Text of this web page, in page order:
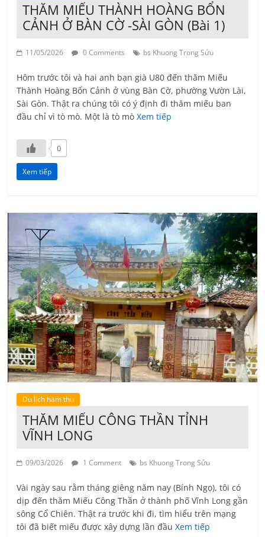
THĂM MIẾU THÀNH HOÀNG BỔN
CẢNH Ở BÀN CỜ -SÀI GÒN (Bài 1)
11/05/2026 0 Comments bs Khuong Trong Sửu
Hôm trước tôi và hai anh bạn già U80 đến thăm Miếu
Thành Hoàng Bổn Cảnh ở vùng Bàn Cờ, phường Vườn Lài,
Sài Gòn. Thật ra chúng tôi có ý định đi thăm miếu ban
đầu chỉ vì tò mò. Một là tò mòXem tiếp
0
Xem tiếp
Du lịch hàm thụ
THĂM MIẾU CÔNG THẦN TỈNH
VĨNH LONG
09/03/2026 1 Comment bs Khuong Trong Sửu
Vài ngày sau rằm tháng giêng năm nay (Bính Ngọ), tôi có
dịp đến thăm Miếu Công Thần ở thành phố Vĩnh Long gần
sông Cổ Chiên. Thật ra trước khi đi, tìm hiểu trên mạng
tôi đã biết miếu được xây dựng lần đầuXem tiếp